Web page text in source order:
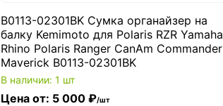
B0113-02301BK Сумка органайзер на
балку Kemimoto для Polaris RZR Yamaha
Rhino Polaris Ranger CanAm Commander
Maverick B0113-02301BK
В наличии: 1 шт
Цена от: 5 000 ₽/шт